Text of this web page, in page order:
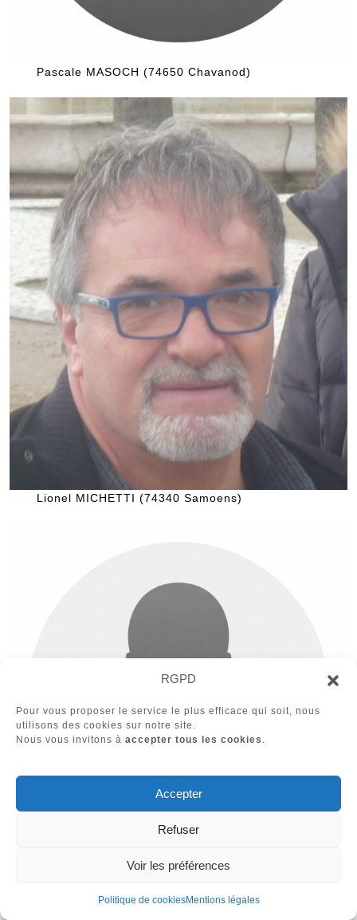
RGPD
Pour vous proposer le service le plus efficace qui soit, nous
utilisons des cookies sur notre site.
Nous vous invitons à accepter tous les cookies .
Accepter
Refuser
Voir les préférences
Politique de cookiesMentions légales
Pascale MASOCH (74650 Chavanod)
Lionel MICHETTI (74340 Samoens)
Damien PASSY (74300 Arâches la Frasse)